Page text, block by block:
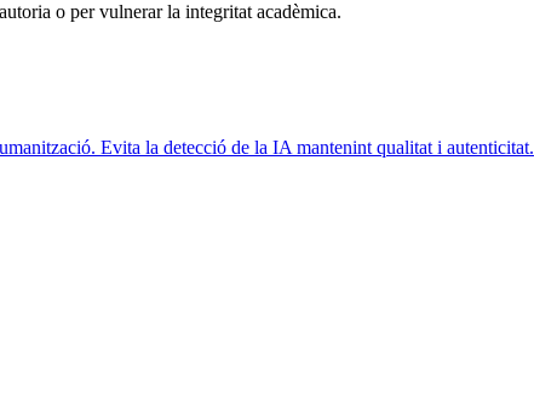
o per vulnerar la integritat acadèmica.
Evita la detecció de la IA mantenint qualitat i autenticitat.